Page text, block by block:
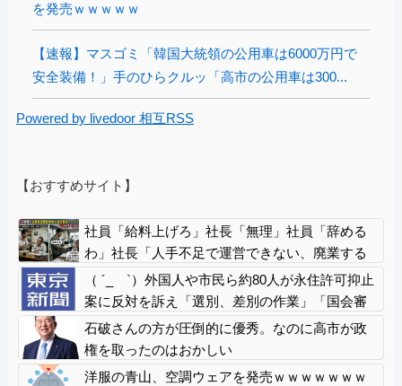
を発売ｗｗｗｗｗ
【速報】マスゴミ「韓国大統領の公用車は6000万円で
安全装備！」手のひらクルッ「高市の公用車は300...
Powered by livedoor 相互RSS
【おすすめサイト】
社員「給料上げろ」社長「無理」社員「辞める
わ」社長「人手不足で運営できない、廃業する
わ(涙)」従業員退職型倒産が過去最高ペースで増
加⤴
（ ´_ゝ`）外国人や市民ら約80人が永住許可抑止
案に反対を訴え「選別、差別の作業」「国会審
議も経ずいきなり厳格化する国に誰が来ます
か！」「今すぐ撤回を」
石破さんの方が圧倒的に優秀。なのに高市が政
権を取ったのはおかしい
洋服の青山、空調ウェアを発売ｗｗｗｗｗｗｗ